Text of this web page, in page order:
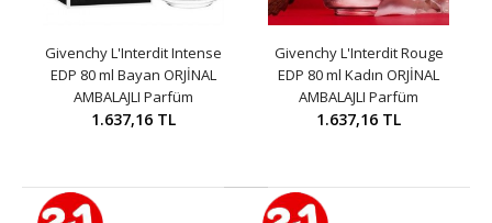
Givenchy L'Interdit Intense
EDP 80 ml Bayan ORJİNAL
AMBALAJLI Parfüm
1.637,16 TL
Givenchy L'Interdit Rouge
EDP 80 ml Kadın ORJİNAL
AMBALAJLI Parfüm
1.637,16 TL